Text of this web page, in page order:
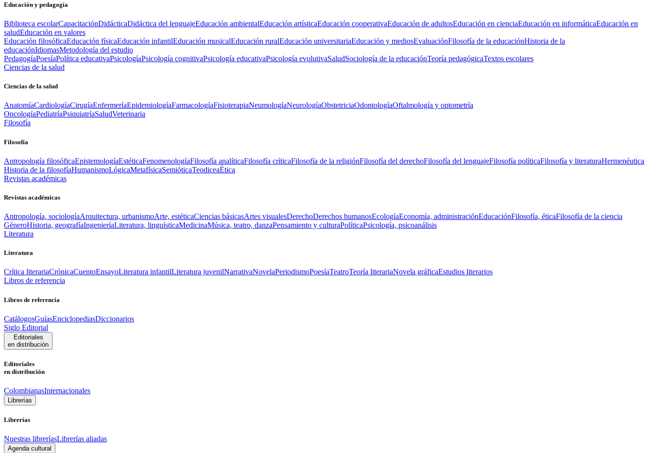
Educación y pedagogía
Biblioteca escolarCapacitaciónDidácticaDidáctica del lenguajeEducación ambientalEducación artísticaEducación cooperativaEducación de adultosEducación en cienciaEducación en informáticaEducación en
saludEducación en valores
Educación filosóficaEducación físicaEducación infantilEducación musicalEducación ruralEducación universitariaEducación y mediosEvaluaciónFilosofía de la educaciónHistoria de la
educaciónIdiomasMetodología del estudio
PedagogíaPoesíaPolítica educativaPsicologíaPsicología cognitivaPsicología educativaPsicología evolutivaSaludSociología de la educaciónTeoría pedagógicaTextos escolares
Ciencias de la salud
Ciencias de la salud
AnatomíaCardiologíaCirugíaEnfermeríaEpidemiologíaFarmacologíaFisioterapiaNeumologíaNeurologíaObstetriciaOdontologíaOftalmología y optometría
OncologíaPediatríaPsiquiatríaSaludVeterinaria
Filosofía
Filosofía
Antropología filosóficaEpistemologíaEstéticaFenomenologíaFilosofía analíticaFilosofía críticaFilosofía de la religiónFilosofía del derechoFilosofía del lenguajeFilosofía políticaFilosofía y literaturaHermenéutica
Historia de la filosofíaHumanismoLógicaMetafísicaSemióticaTeodiceaÉtica
Revistas académicas
Revistas académicas
Antropología, sociologíaArquitectura, urbanismoArte, estéticaCiencias básicasArtes visualesDerechoDerechos humanosEcologíaEconomía, administraciónEducaciónFilosofía, éticaFilosofía de la ciencia
GéneroHistoria, geografíaIngenieríaLiteratura, linguísticaMedicinaMúsica, teatro, danzaPensamiento y culturaPolíticaPsicología, psicoanálisis
Literatura
Literatura
Crítica literariaCrónicaCuentoEnsayoLiteratura infantilLiteratura juvenilNarrativaNovelaPeriodismoPoesíaTeatroTeoría literariaNovela gráficaEstudios literarios
Libros de referencia
Libros de referencia
CatálogosGuíasEnciclopediasDiccionarios
Siglo Editorial
Editoriales
en distribución
Editoriales
en distribución
ColombianasInternacionales
Librerías
Librerías
Nuestras libreríasLibrerías aliadas
Agenda cultural